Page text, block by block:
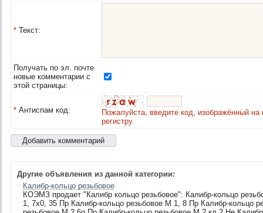
* Текст:
Получать по эл. почте
новые комментарии с
этой страницы:
* Антиспам код:
Пожалуйста, введите код, изображённый
регистру.
Другие объявления из данной категории:
Калибр-кольцо резьбовое
КОЭМЗ продает "Калибр кольцо резьбовое": Калибр-кольцо
1, 7х0, 35 Пр Калибр-кольцо резьбовое М 1, 8 Пр Калибр-кольцо